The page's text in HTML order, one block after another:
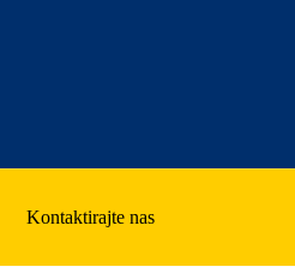
Kontaktirajte nas